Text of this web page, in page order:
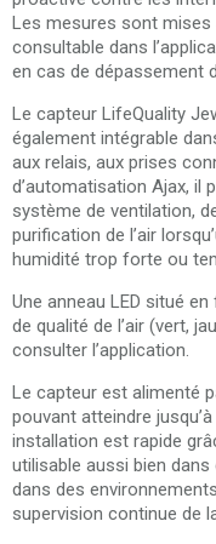
Les mesures sont mises
consultable dans
en cas de dépassement
Le capteur LifeQuality
également intégrable
aux relais, aux prises
d’automatisation Ajax, il
système de ventilation,
purification de l’air
humidité trop forte ou
Une anneau LED situé
de qualité de l’air (vert,
consulter l’application.
Le capteur est alimenté
pouvant atteindre
installation est rapide
utilisable aussi bien
dans des
supervision continue de